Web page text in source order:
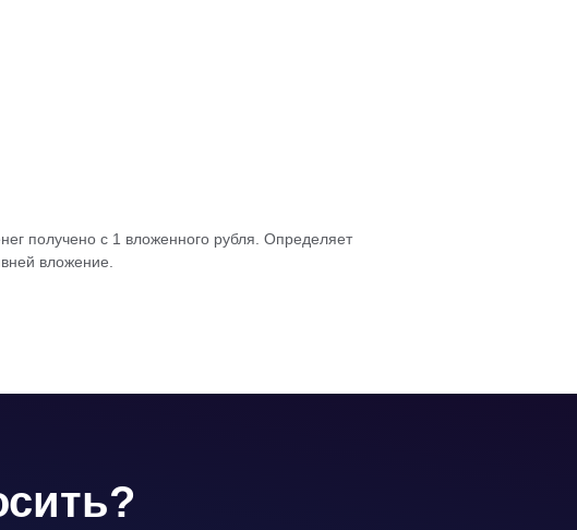
получено с 1 вложенного рубля. Определяет
вложение.